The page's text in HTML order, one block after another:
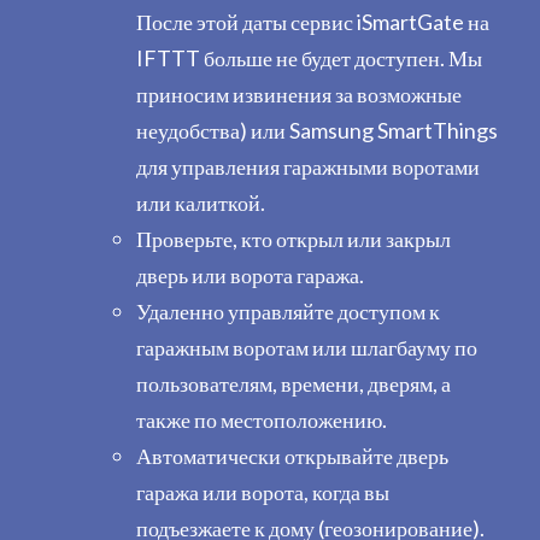
После этой даты сервис iSmartGate на
IFTTT больше не будет доступен. Мы
приносим извинения за возможные
неудобства) или Samsung SmartThings
для управления гаражными воротами
или калиткой.
Проверьте, кто открыл или закрыл
дверь или ворота гаража.
Удаленно управляйте доступом к
гаражным воротам или шлагбауму по
пользователям, времени, дверям, а
также по местоположению.
Автоматически открывайте дверь
гаража или ворота, когда вы
подъезжаете к дому (геозонирование).